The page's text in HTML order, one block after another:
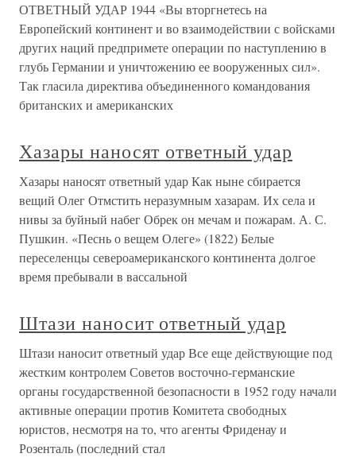
ОТВЕТНЫЙ УДАР 1944 «Вы вторгнетесь на
Европейский континент и во взаимодействии с войсками
других наций предпримете операции по наступлению в
глубь Германии и уничтожению ее вооруженных сил».
Так гласила директива объединенного командования
британских и американских
Хазары наносят ответный удар
Хазары наносят ответный удар Как ныне сбирается
вещий Олег Отмстить неразумным хазарам. Их села и
нивы за буйный набег Обрек он мечам и пожарам. А. С.
Пушкин. «Песнь о вещем Олеге» (1822) Белые
переселенцы североамериканского континента долгое
время пребывали в вассальной
Штази наносит ответный удар
Штази наносит ответный удар Все еще действующие под
жестким контролем Советов восточно-германские
органы государственной безопасности в 1952 году начали
активные операции против Комитета свободных
юристов, несмотря на то, что агенты Фриденау и
Розенталь (последний стал